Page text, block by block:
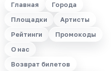
Главная
Города
Площадки
Артисты
Рейтинги
Промокоды
О нас
Возврат билетов